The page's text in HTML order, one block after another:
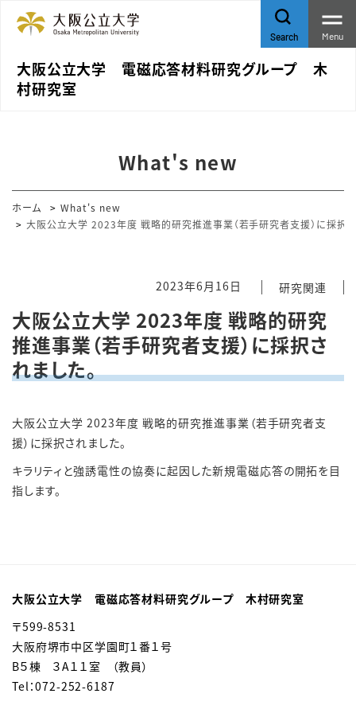
大阪公立大学 電磁応答材料研究グループ 木
村研究室
Search Menu
What's new
ホーム
What's new
大阪公立大学 2023年度 戦略的研究推進事業（若手研究者支援）に採択さ
2023年6月16日 研究関連
大阪公立大学 2023年度 戦略的研究
推進事業（若手研究者支援）に採択さ
れました。
大阪公立大学 2023年度 戦略的研究推進事業（若手研究者支
援）に採択されました。
キラリティと強誘電性の協奏に起因した新規電磁応答の開拓を目
指します。
大阪公立大学 電磁応答材料研究グループ 木村研究室
〒599-8531
大阪府堺市中区学園町１番１号
B５棟 ３A１１室 （教員）
Tel：072-252-6187